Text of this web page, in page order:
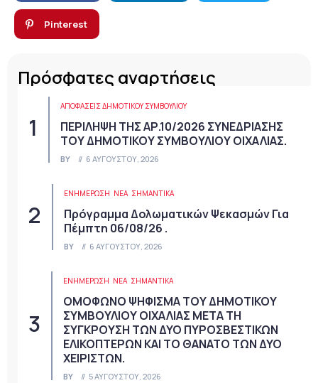
Pinterest
Πρόσφατες αναρτήσεις
ΑΠΟΦΆΣΕΙΣ ΔΗΜΟΤΙΚΟΎ ΣΥΜΒΟΥΛΊΟΥ
ΠΕΡΙΛΗΨΗ ΤΗΣ ΑΡ.10/2026 ΣΥΝΕΔΡΙΑΣΗΣ
ΤΟΥ ΔΗΜΟΤΙΚΟΥ ΣΥΜΒΟΥΛΙΟΥ ΟΙΧΑΛΙΑΣ.
BY 6 ΑΥΓΟΎΣΤΟΥ, 2026
ΕΝΗΜΕΡΩΣΗ ΝΈΑ ΣΗΜΑΝΤΙΚΆ
Πρόγραμμα Δολωματικών Ψεκασμών Για
Πέμπτη 06/08/26 .
BY 6 ΑΥΓΟΎΣΤΟΥ, 2026
ΕΝΗΜΕΡΩΣΗ ΝΈΑ ΣΗΜΑΝΤΙΚΆ
ΟΜΟΦΩΝΟ ΨΗΦΙΣΜΑ ΤΟΥ ΔΗΜΟΤΙΚΟΥ
ΣΥΜΒΟΥΛΙΟΥ ΟΙΧΑΛΙΑΣ ΜΕΤΑ ΤΗ
ΣΥΓΚΡΟΥΣΗ ΤΩΝ ΔΥΟ ΠΥΡΟΣΒΕΣΤΙΚΩΝ
ΕΛΙΚΟΠΤΕΡΩΝ ΚΑΙ ΤΟ ΘΑΝΑΤΟ ΤΩΝ ΔΥΟ
ΧΕΙΡΙΣΤΩΝ.
BY 5 ΑΥΓΟΎΣΤΟΥ, 2026